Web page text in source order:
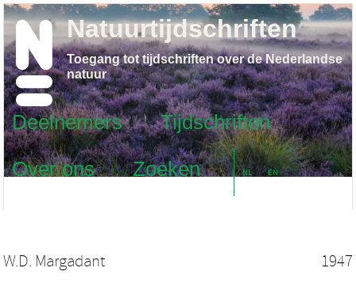
Deelnemers
Tijdschriften
Over ons
Zoeken NL EN
Natuurtijdschriften
Toegang tot tijdschriften over de Nederlandse
natuur
W.D. Margadant 1947